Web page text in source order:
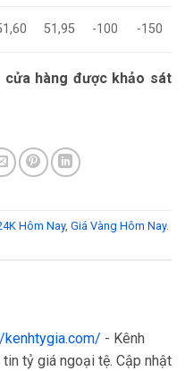
51,95 -100 -150
cửa hàng được khảo sát
Hôm Nay, Giá Vàng Hôm Nay.
- Kênh
tỷ giá ngoại tệ. Cập nhật